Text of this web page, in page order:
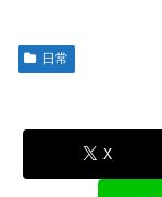
日常
X